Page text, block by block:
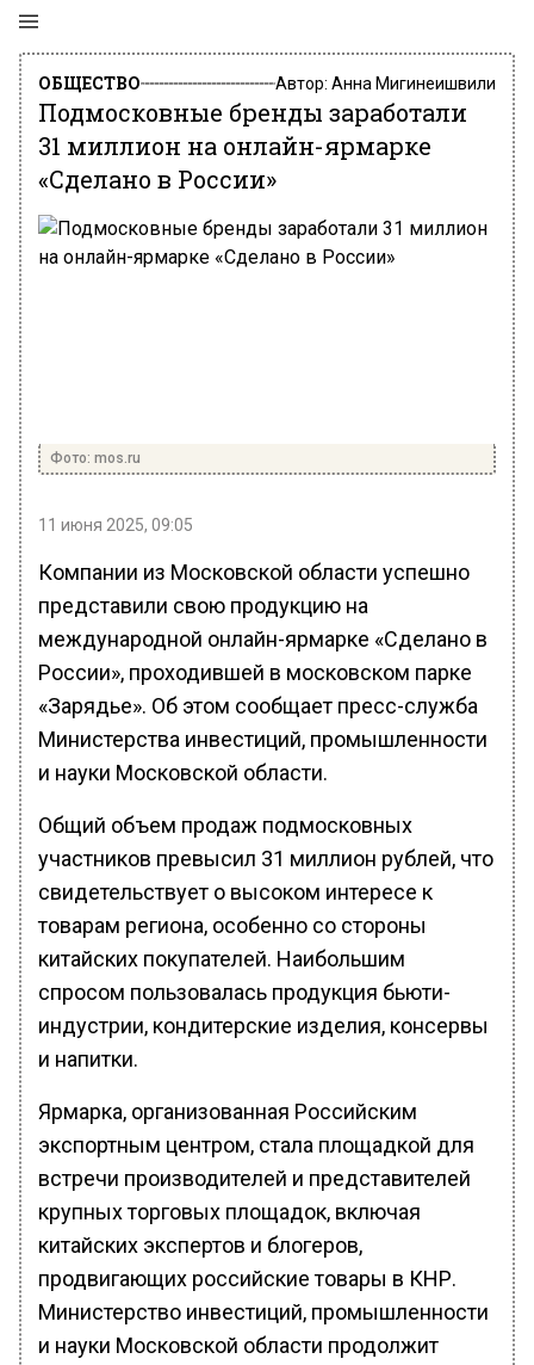
ОБЩЕСТВО Автор: Анна Мигинеишвили
Подмосковные бренды заработали
31 миллион на онлайн-ярмарке
«Сделано в России»
Фото: mos.ru
11 июня 2025, 09:05
Компании из Московской области успешно
представили свою продукцию на
международной онлайн-ярмарке «Сделано в
России», проходившей в московском парке
«Зарядье». Об этом сообщает пресс-служба
Министерства инвестиций, промышленности
и науки Московской области.
Общий объем продаж подмосковных
участников превысил 31 миллион рублей, что
свидетельствует о высоком интересе к
товарам региона, особенно со стороны
китайских покупателей. Наибольшим
спросом пользовалась продукция бьюти-
индустрии, кондитерские изделия, консервы
и напитки.
Ярмарка, организованная Российским
экспортным центром, стала площадкой для
встречи производителей и представителей
крупных торговых площадок, включая
китайских экспертов и блогеров,
продвигающих российские товары в КНР.
Министерство инвестиций, промышленности
и науки Московской области продолжит